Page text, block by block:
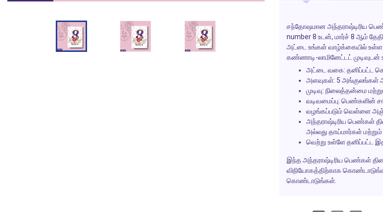
சந்தோஷமான அந்தராஷ்டிரிய
number 8 உடன், மார்ச் 8 ஆம் தேதி
அட்டை உங்கள் வாழ்க்கையில்
கண்ணாடி-லாமினேட்டட் முடிவுடன்
அட்டை வகை: தனிப்பட்ட
அளவுகள்: 5 அங்குலங்கள்
முடிவு: நிலைத்தன்மை
வடிவமைப்பு: பெண்களின்
வழங்கப்படும் வெள்ளை
அந்தராஷ்டிரிய பெண்கள்
அல்லது தாய்மார்கள்
வெற்று உள்ளே தனிப்பட்ட
இந்த அந்தராஷ்டிரிய பெண்கள்
விநியோகத்திற்காக
கொண்டாடுங்கள்.